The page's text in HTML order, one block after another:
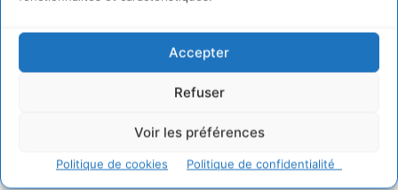
Accepter
Refuser
Voir les préférences
Politique de cookies Politique de confidentialité
autres êtres vivants à notre bon plaisir imbécile. D’une
crise d’extinction des espèces comme la planète n’en a
pas connu depuis la fin des dinosaures, voici 65 millions
d’années. Je n’ai pas l’illusion, ni l’outrecuidance, de savoir
quoi faire. Je ne sais pas. Mais je pense, mais je suis
complète avec notre manière de penser la société. Et cela
implique de se détacher au plus vite des formes politiques